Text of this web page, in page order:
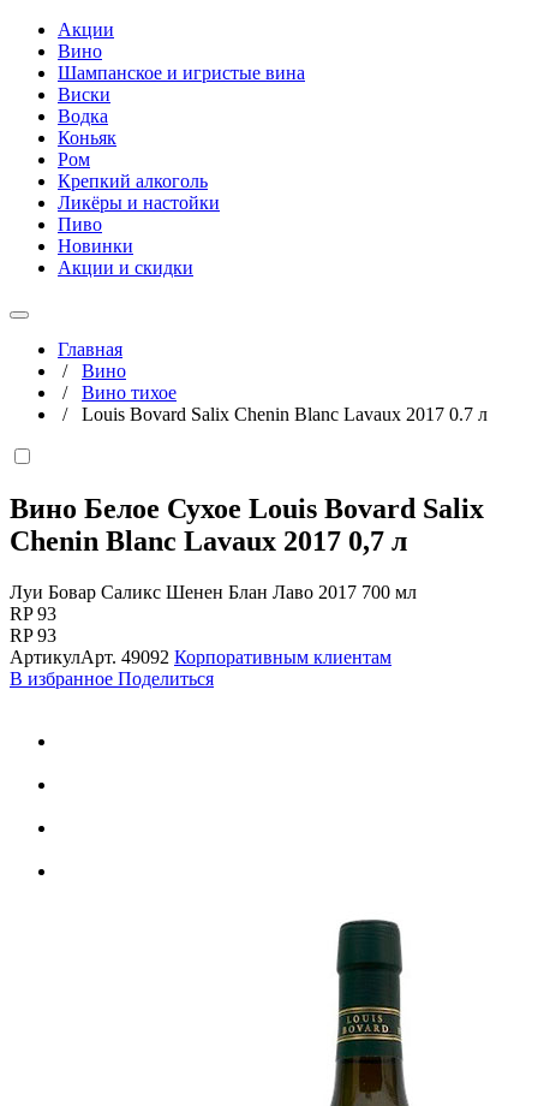
Акции
Вино
Шампанское и игристые вина
Виски
Водка
Коньяк
Ром
Крепкий алкоголь
Ликёры и настойки
Пиво
Новинки
Акции и скидки
Главная
/ Вино
/ Вино тихое
/ Louis Bovard Salix Chenin Blanc Lavaux 2017 0.7 л
Вино Белое Сухое Louis Bovard Salix
Chenin Blanc Lavaux 2017 0,7 л
Луи Бовар Саликс Шенен Блан Лаво 2017 700 мл
RP 93
RP 93
АртикулАрт. 49092 Корпоративным клиентам
В избранное Поделиться